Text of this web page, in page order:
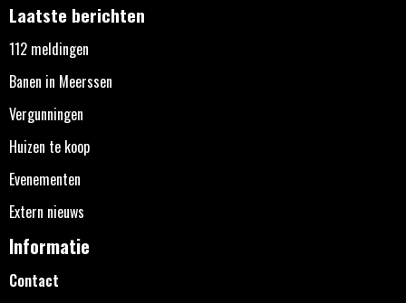
Laatste berichten
112 meldingen
Banen in Meerssen
Vergunningen
Huizen te koop
Evenementen
Extern nieuws
Informatie
Contact